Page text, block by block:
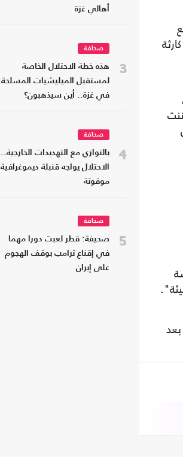
أهالي غزة
3
صحافة
هذه خطة الاحتلال الخاصة
لمستقبل الميليشيات المسلحة
في غزة.. أين سيذهبون؟
4
صحافة
بالتوازي مع التهديدات الخارجية..
الاحتلال يواجه قنبلة ديموغرافية
موقوتة
5
صحافة
صحيفة: قطر لعبت دورا مهما
في إقناع ترامب بوقف الهجوم
على إيران